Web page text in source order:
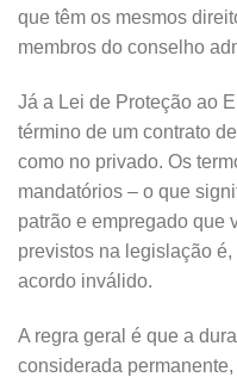
que têm os mesmos
membros do conselho
Já a Lei de Proteção ao
término de um contrato
como no privado. Os
mandatórios – o que
patrão e empregado que
previstos na legislação
acordo inválido.
A regra geral é que a
considerada